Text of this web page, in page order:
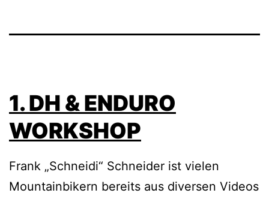
1. DH & ENDURO
WORKSHOP
Frank „Schneidi“ Schneider ist vielen
Mountainbikern bereits aus diversen Videos